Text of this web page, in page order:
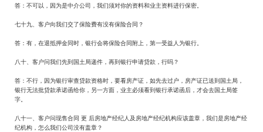
答：不可以，因为是中介公司，我们须对你的资料和业主资料进行保密。
七十九、客户向我们交了保险费有没有保险合同？
答：有，在退抵押金同时，银行会将保险合同附上，第一受益人为银行。
八十、客户问我们先到国土局递件，再到银行申请贷款，行吗？
答：不行，因为银行审查贷款资格时，要看房产证，如先去过户，房产证已送到国土局，
银行无法批贷款承诺函给你，另一方面，业主必须看到银行承诺函后，才会去国土局签
字。
八十一、客户问现售合同 更 后房地产经纪人及房地产经纪机构应该盖章，我们是房地产经
纪机构，怎么我们公司没有盖章？